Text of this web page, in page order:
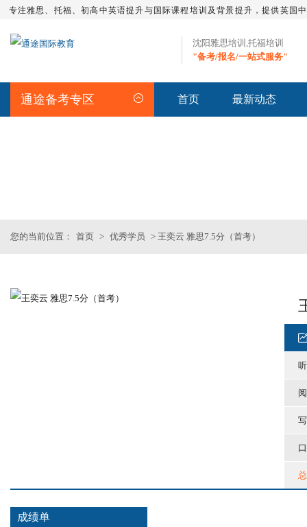
专注雅思、托福、初高中英语提升与国际课程培训及背景提升，提供英国
沈阳雅思培训,托福培训
"备考/报名/一站式服务"
通途备考专区 首页 最新动态
您的当前位置： 首页 > 优秀学员 > 王奕云 雅思7.5分（首考）
成绩单
沈阳SAT一对二 沈阳SAT